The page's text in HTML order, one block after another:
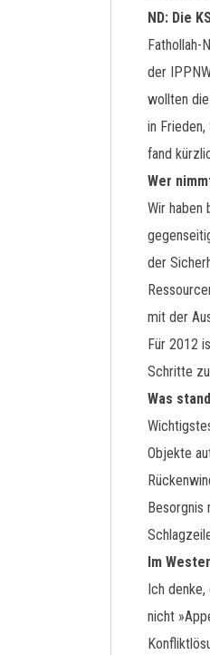
ND: Die
Fathollah-
der
wollten
in
fand
Wer
Wir haben
der
mit der
Für 2012
Schritte
Was
Objekte
Besorgnis
Im
Ich
nicht